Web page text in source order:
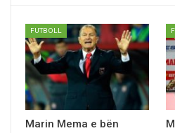
FUTBOLL
Marin Mema e bёn